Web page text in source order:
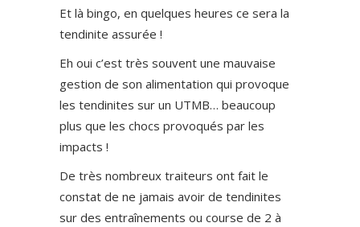
Et là bingo, en quelques heures ce sera la
tendinite assurée !
Eh oui c’est très souvent une mauvaise
gestion de son alimentation qui provoque
les tendinites sur un UTMB… beaucoup
plus que les chocs provoqués par les
impacts !
De très nombreux traiteurs ont fait le
constat de ne jamais avoir de tendinites
sur des entraînements ou course de 2 à